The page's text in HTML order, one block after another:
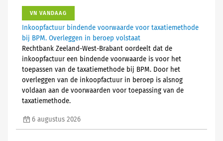
VN VANDAAG
Inkoopfactuur bindende voorwaarde voor taxatiemethode
bij BPM. Overleggen in beroep volstaat
Rechtbank Zeeland-West-Brabant oordeelt dat de
inkoopfactuur een bindende voorwaarde is voor het
toepassen van de taxatiemethode bij BPM. Door het
overleggen van de inkoopfactuur in beroep is alsnog
voldaan aan de voorwaarden voor toepassing van de
taxatiemethode.
6 augustus 2026